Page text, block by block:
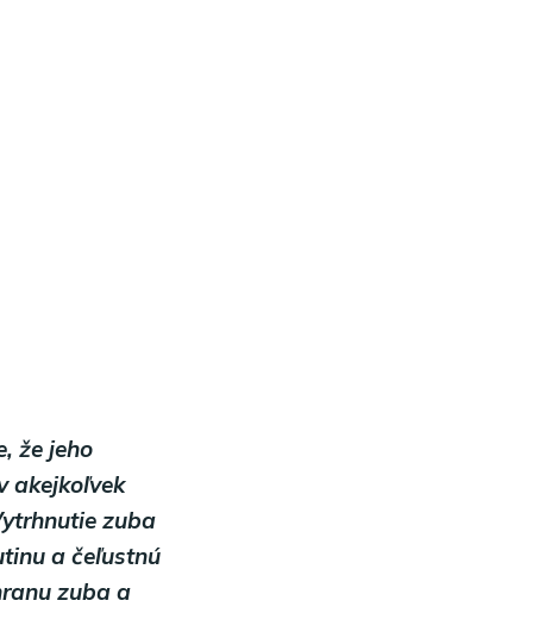
že jeho
akejkoľvek
zuba
a čeľustnú
zuba a